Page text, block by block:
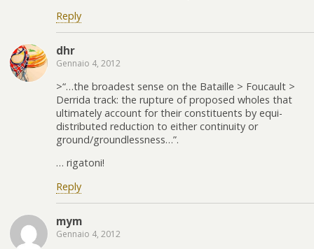
Reply
dhr
Gennaio 4, 2012
>“…the broadest sense on the Bataille > Foucault >
Derrida track: the rupture of proposed wholes that
ultimately account for their constituents by equi-
distributed reduction to either continuity or
ground/groundlessness…”.
… rigatoni!
Reply
mym
Gennaio 4, 2012